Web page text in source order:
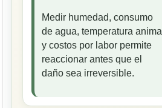
Medir humedad, consumo
de agua, temperatura animal
y costos por labor permite
reaccionar antes que el
daño sea irreversible.